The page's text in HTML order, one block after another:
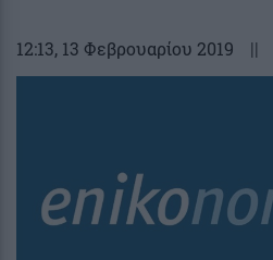
12:13, 13 Φεβρουαρίου 2019 ||